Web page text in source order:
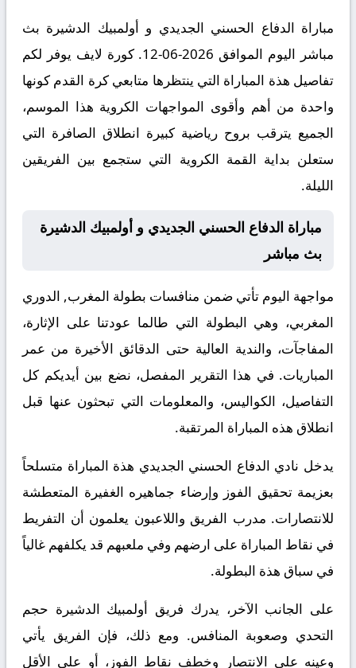
مباراة الدفاع الحسني الجديدي و أولمبيك الدشيرة بث
مباشر اليوم الموافق 2026-06-12. كورة لايف يوفر لكم
تفاصيل هذة المباراة التي ينتظرها متابعي كرة القدم كونها
واحدة من أهم وأقوى المواجهات الكروية هذا الموسم،
الجميع يترقب بروح رياضية كبيرة انطلاق الصافرة التي
ستعلن بداية القمة الكروية التي ستجمع بين الفريقين
الليلة.
مباراة الدفاع الحسني الجديدي و أولمبيك الدشيرة
بث مباشر
مواجهة اليوم تأتي ضمن منافسات بطولة المغرب, الدوري
المغربي، وهي البطولة التي طالما عودتنا على الإثارة،
المفاجآت، والندية العالية حتى الدقائق الأخيرة من عمر
المباريات. في هذا التقرير المفصل، نضع بين أيديكم كل
التفاصيل، الكواليس، والمعلومات التي تبحثون عنها قبل
انطلاق هذه المباراة المرتقبة.
يدخل نادي الدفاع الحسني الجديدي هذة المباراة متسلحاً
بعزيمة تحقيق الفوز وإرضاء جماهيره الغفيرة المتعطشة
للانتصارات. مدرب الفريق واللاعبون يعلمون أن التفريط
في نقاط المباراة على ارضهم وفي ملعبهم قد يكلفهم غالياً
في سباق هذة البطولة.
على الجانب الآخر، يدرك فريق أولمبيك الدشيرة حجم
التحدي وصعوبة المنافس. ومع ذلك، فإن الفريق يأتي
وعينه على الانتصار وخطف نقاط الفوز، أو على الأقل